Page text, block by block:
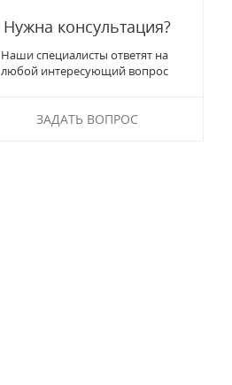
Нужна консультация?
Наши специалисты ответят на
любой интересующий вопрос
ЗАДАТЬ ВОПРОС